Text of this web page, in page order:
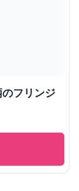
フリンジ